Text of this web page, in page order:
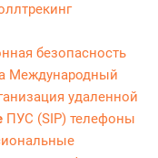
безопасность
Международный
удаленной
ПУС (SIP) телефоны